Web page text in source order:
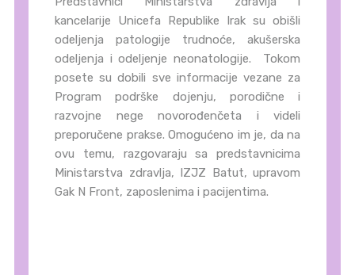
kancelarije Unicefa Republike Irak su obišli
odeljenja patologije trudnoće, akušerska
odeljenja i odeljenje neonatologije. Tokom
posete su dobili sve informacije vezane za
Program podrške dojenju, porodične i
razvojne nege novorođenčeta i videli
preporučene prakse. Omogućeno im je, da na
ovu temu, razgovaraju sa predstavnicima
Ministarstva zdravlja, IZJZ Batut, upravom
Gak N Front, zaposlenima i pacijentima.